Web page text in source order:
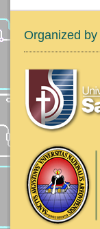
Organized by